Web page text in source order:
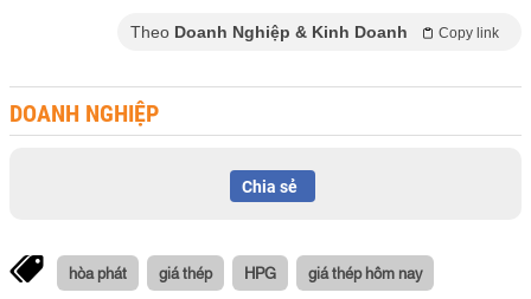
Theo Doanh Nghiệp & Kinh Doanh Copy link
DOANH NGHIỆP
Chia sẻ
hòa phát giá thép HPG giá thép hôm nay